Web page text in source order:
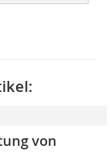
von